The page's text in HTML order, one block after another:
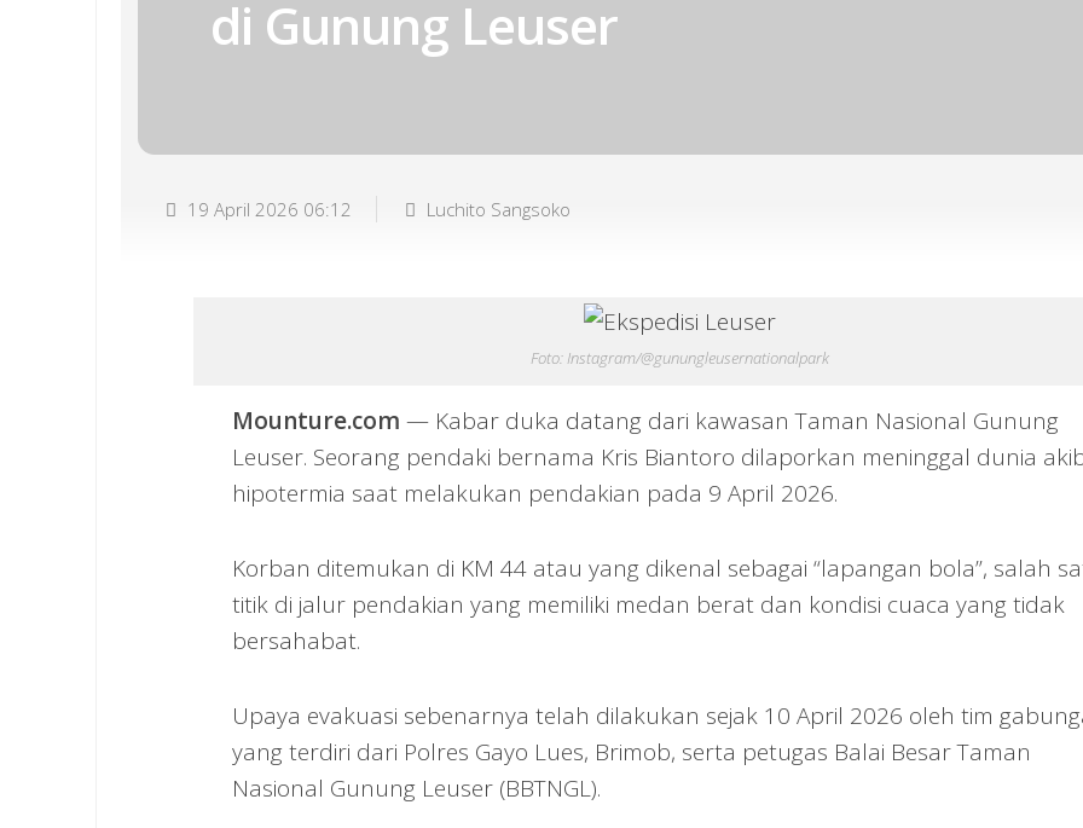
di Gunung Leuser
19 April 2026 06:12 Luchito Sangsoko
Foto: Instagram/@gunungleusernationalpark
Mounture.com — Kabar duka datang dari kawasan Taman Nasional Gunung
Leuser. Seorang pendaki bernama Kris Biantoro dilaporkan meninggal dunia
hipotermia saat melakukan pendakian pada 9 April 2026.
Korban ditemukan di KM 44 atau yang dikenal sebagai “lapangan bola”, salah
titik di jalur pendakian yang memiliki medan berat dan kondisi cuaca yang tidak
bersahabat.
Upaya evakuasi sebenarnya telah dilakukan sejak 10 April 2026 oleh tim
yang terdiri dari Polres Gayo Lues, Brimob, serta petugas Balai Besar Taman
Nasional Gunung Leuser (BBTNGL).